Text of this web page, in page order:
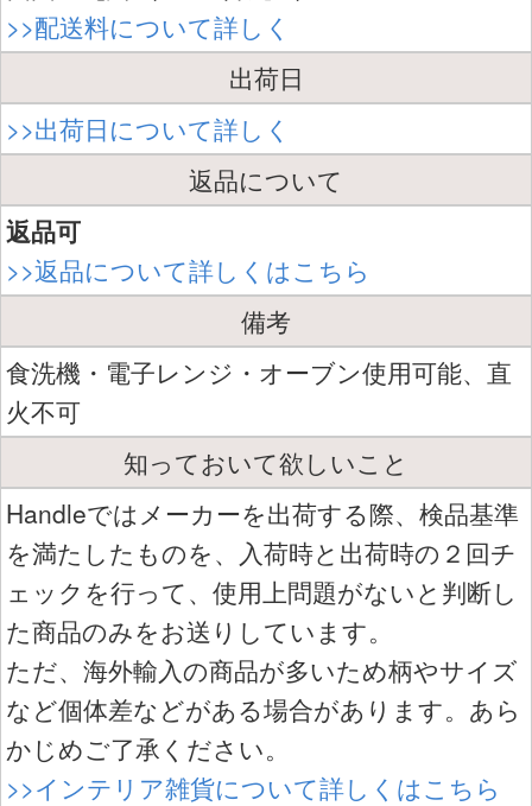
>>配送料について詳しく
出荷日
>>出荷日について詳しく
返品について
返品可
>>返品について詳しくはこちら
備考
食洗機・電子レンジ・オーブン使用可能、直
火不可
知っておいて欲しいこと
Handleではメーカーを出荷する際、検品基準
を満たしたものを、入荷時と出荷時の２回チ
ェックを行って、使用上問題がないと判断し
た商品のみをお送りしています。
ただ、海外輸入の商品が多いため柄やサイズ
など個体差などがある場合があります。あら
かじめご了承ください。
>>インテリア雑貨について詳しくはこちら